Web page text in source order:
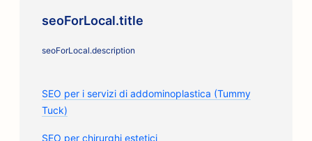
seoForLocal.title
seoForLocal.description
SEO per i servizi di addominoplastica (Tummy
Tuck)
SEO per chirurghi estetici